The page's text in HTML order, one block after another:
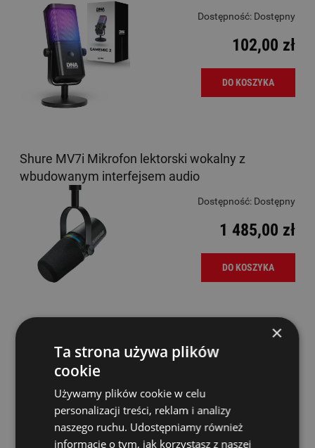
Dostępność: Dostępny
102,00 zł
DO KOSZYKA
Shure MV7i Mikrofon lektorski wokalny z
wbudowanym interfejsem audio
Dostępność: Dostępny
1 485,00 zł
DO KOSZYKA
Shure MV7X Mikrofon dynamiczny do podcastów
DO KOSZYKA
×
Ta strona używa plików
cookie
Używamy plików cookie w celu
personalizacji treści, reklam i analizy
naszego ruchu. Udostępniamy również
informacje o tym, jak korzystasz z naszej